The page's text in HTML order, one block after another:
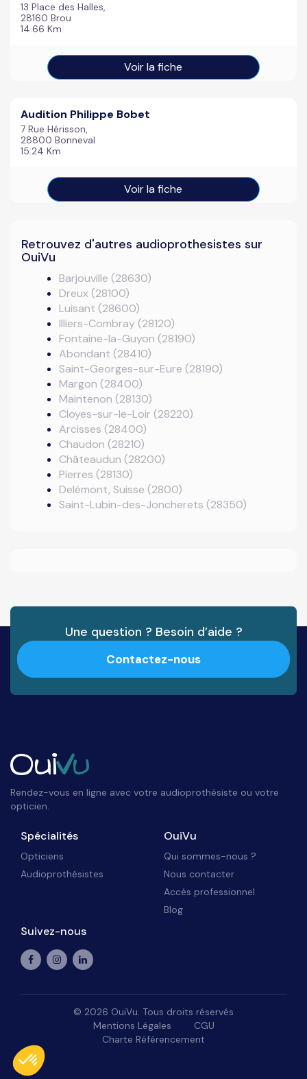
13 Place des Halles,
28160 Brou
14.66 Km
Voir la fiche
Audition Philippe Bobet
7 Rue Hérisson,
28800 Bonneval
15.24 Km
Voir la fiche
Retrouvez d'autres audioprothesistes sur
OuiVu
Barjouville (28630)
Dreux (28100)
Luisant (28600)
Illiers-Combray (28120)
Fontaine-la-Guyon (28190)
Abondant (28410)
Saint-Georges-sur-Eure (28190)
Margon (28400)
Maintenon (28130)
Cloyes-sur-le-Loir (28220)
Arcisses (28400)
Chaudon (28210)
Châteaudun (28200)
Pierres (28130)
Delémont, Suisse (2800)
Saint-Lubin-des-Joncherets (28350)
Une question ? Besoin d’aide ?
Contactez-nous
Rendez-vous en ligne avec votre audioprothésiste ou votre
opticien.
Spécialités
Opticiens
Audioprothésistes
OuiVu
Qui sommes-nous ?
Nous contacter
Accès professionnel
Blog
Suivez-nous
© 2026 OuiVu. Tous droits réservés
Mentions Légales
CGU
Charte Référencement